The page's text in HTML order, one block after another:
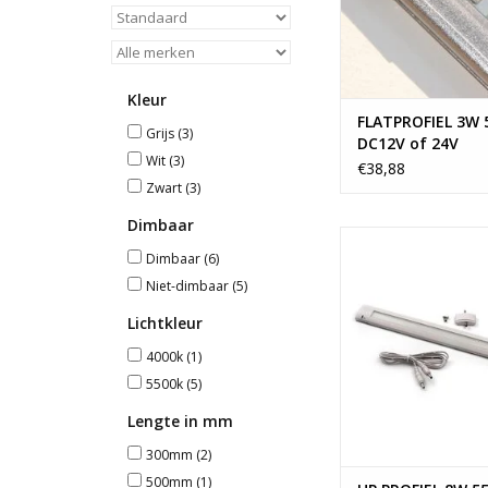
Kleur
Grijs (3)
Wit (3)
Zwart (3)
Dimbaar
Dimbaar (6)
Niet-dimbaar (5)
Lichtkleur
4000k (1)
5500k (5)
Lengte in mm
300mm (2)
500mm (1)
FLATPROFIEL 3W
DC12V of 24V
€38,88